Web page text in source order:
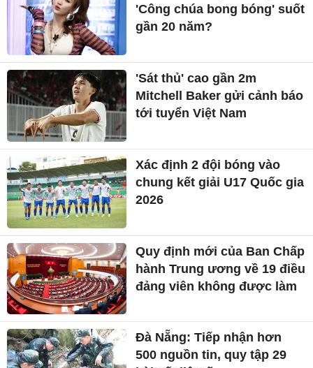
'Công chúa bong bóng' suốt
gần 20 năm?
'Sát thủ' cao gần 2m
Mitchell Baker gửi cảnh báo
tới tuyển Việt Nam
Xác định 2 đội bóng vào
chung kết giải U17 Quốc gia
2026
Quy định mới của Ban Chấp
hành Trung ương về 19 điều
đảng viên không được làm
Đà Nẵng: Tiếp nhận hơn
500 nguồn tin, quy tập 29